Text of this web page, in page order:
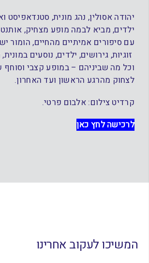
יהודה אסולין, נהג מונית, סטנדאפיסט
ילדים, מביא לבמה מופע מצחיק,
עם סיפורים אמיתיים מהחיים, הומור
זוגיות, גירושים, ילדים, נוסעים
וכל מה שביניהם – במופע קצבי וסוחף
לצחוק מהרגע הראשון ועד האחרון.
קרדיט צילום: אלבום פרטי.
לרכישה לחץ כאן
המשיכו לעקוב אחרינו